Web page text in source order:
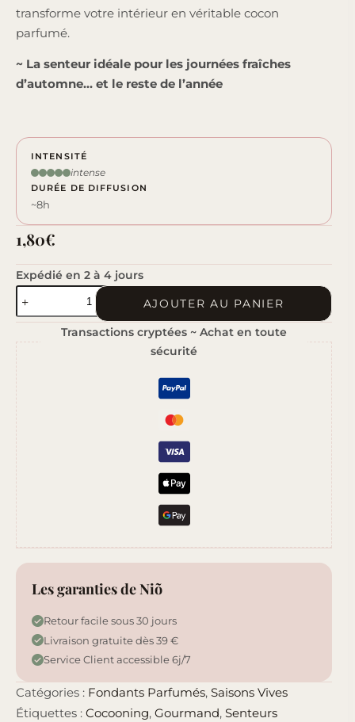
transforme votre intérieur en véritable cocon
parfumé.
~ La senteur idéale pour les journées fraîches
d’automne… et le reste de l’année
INTENSITÉ
intense
DURÉE DE DIFFUSION
~8h
1,80€
Expédié en 2 à 4 jours
de
Latte
AJOUTER AU PANIER
Transactions cryptées ~ Achat en toute
sécurité
Les garanties de Niõ
Retour facile sous 30 jours
Livraison gratuite dès 39 €
Service Client accessible 6j/7
Catégories : Fondants Parfumés, Saisons Vives
Étiquettes : Cocooning, Gourmand, Senteurs